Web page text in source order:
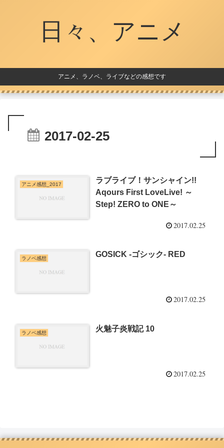
日々、アニメ
アニメ、ラノベ、ライブなどの感想です
2017-02-25
アニメ感想_2017
ラブライブ！サンシャイン!!
Aqours First LoveLive! ～
Step! ZERO to ONE～
2017.02.25
ラノベ感想 GOSICK -ゴシック- RED
2017.02.25
ラノベ感想 火魅子炎戦記 10
2017.02.25